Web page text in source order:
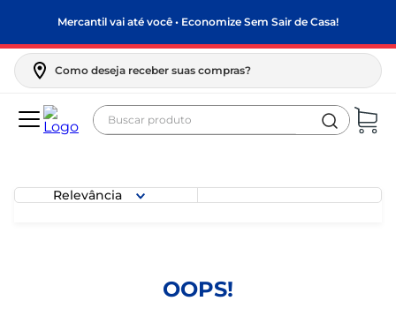
Mercantil vai até você • Economize Sem Sair de Casa!
Como deseja receber suas compras?
Buscar produto
Relevância
OOPS!
frango